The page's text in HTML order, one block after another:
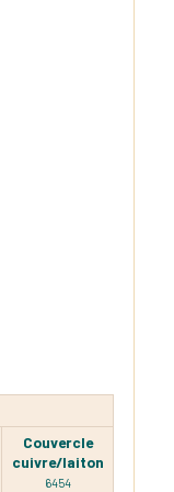
Couvercle
cuivre/laiton
6454